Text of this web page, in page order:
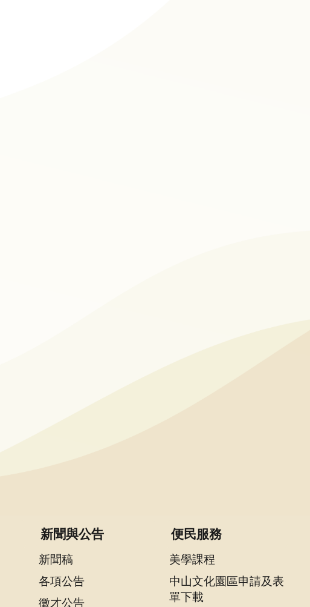
新聞與公告
新聞稿
各項公告
徵才公告
便民服務
美學課程
中山文化園區申請及表
單下載